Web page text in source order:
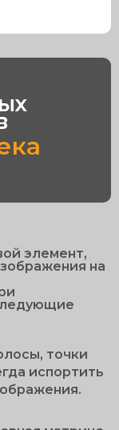
элемент,
на
точки
испортить